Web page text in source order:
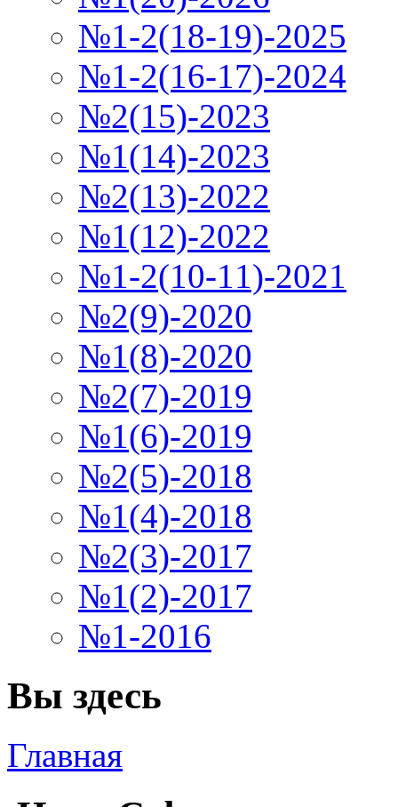
№1-2(18-19)-2025
№1-2(16-17)-2024
№2(15)-2023
№1(14)-2023
№2(13)-2022
№1(12)-2022
№1-2(10-11)-2021
№2(9)-2020
№1(8)-2020
№2(7)-2019
№1(6)-2019
№2(5)-2018
№1(4)-2018
№2(3)-2017
№1(2)-2017
№1-2016
Вы здесь
Главная